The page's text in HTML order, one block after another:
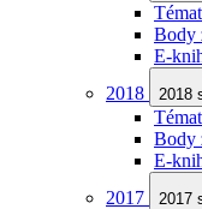
Body
E-
2018
2018
Body
E-
2017
2017